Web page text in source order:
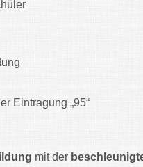
Eintragung „95“
mit der